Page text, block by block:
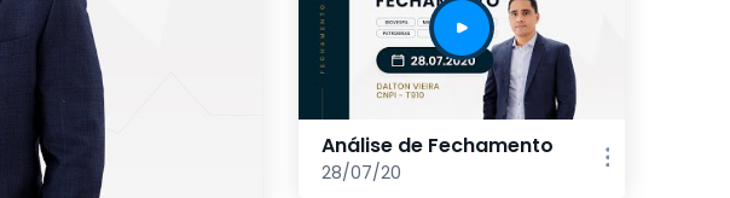
Análise de Fechamento
28/07/20